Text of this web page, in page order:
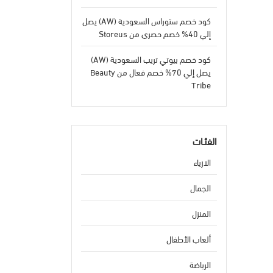
كود خصم ستوراس السعودية (AW) يصل
إلي 40% خصم حصري من Storeus
كود خصم بيوتي تريب السعودية (AW)
يصل إلي 70% خصم فعال من Beauty
Tribe
الفئـات
الازياء
الجمال
المنزل
ألعاب الأطفال
الرياضة